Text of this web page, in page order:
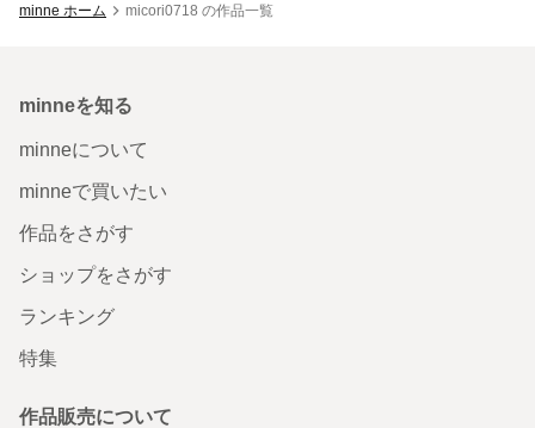
minne ホーム micori0718 の作品一覧
minneを知る
minneについて
minneで買いたい
作品をさがす
ショップをさがす
ランキング
特集
作品販売について